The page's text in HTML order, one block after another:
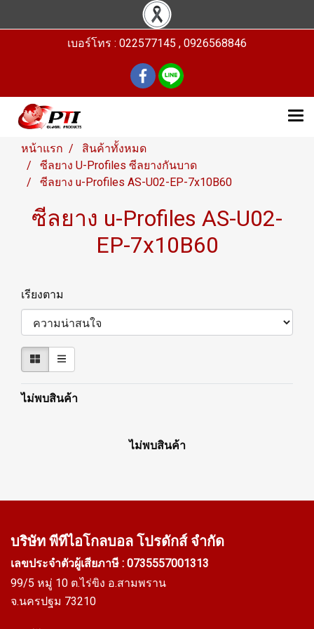
เบอร์โทร : 022577145 , 0926568846
หน้าแรก
สินค้าทั้งหมด
ซีลยาง U-Profiles ซีลยางกันบาด
ซีลยาง u-Profiles AS-U02-EP-7x10B60
ซีลยาง u-Profiles AS-U02-
EP-7x10B60
เรียงตาม
ไม่พบสินค้า
ไม่พบสินค้า
บริษัท พีทีไอโกลบอล โปรดักส์ จำกัด
เลขประจำตัวผู้เสียภาษี : 0735557001313
99/5 หมู่ 10 ต.ไร่ขิง อ.สามพราน
จ.นครปฐม 73210